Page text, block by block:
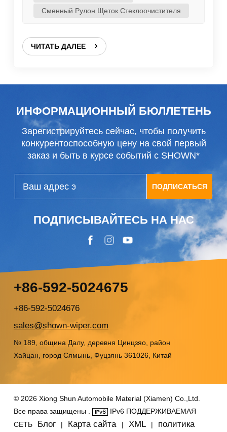
максимальной чёткости, а также
2. Благодаря высокому крутящему моменту
двигателя и давлению рычага
соответствовать требованиям к количеству
применений и прозрачности, толщина
железного каркаса стеклоочистителя
компании составляет не менее 1,0 мм. Для...
Сменный Рулон Щеток Стеклоочистителя
ЧИТАТЬ ДАЛЕЕ
ИНФОРМАЦИОННЫЙ БЮЛЛЕТЕНЬ
Зарегистрируйтесь сейчас, чтобы получить
конкурентоспособную цену на свой первый
заказ и быть в курсе событий с SHOWN*
ПОДПИСАТЬСЯ
ПОДПИСЫВАЙТЕСЬ НА НАС
+86-592-5024675
+86-592-5024676
sales@shown-wiper.com
№ 189, община Далу, деревня Цинцзяо, район
Хайцан, город Сямынь, Фуцзянь 361026, Китай
© 2026 Xiong Shun Automobile Material (Xiamen) Co.,Ltd.
Все права защищены .
IPv6 ПОДДЕРЖИВАЕМАЯ
СЕТЬ
Блог | Карта сайта | XML | политика